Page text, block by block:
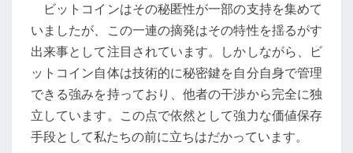
未
来
は
ど
う
な
る？
ビットコインはその秘匿性が一部の支持を集めて
いましたが、この一連の摘発はその特性を揺るがす
出来事として注目されています。しかしながら、ビ
ットコイン自体は技術的に秘密鍵を自分自身で管理
できる強みを持っており、他者の干渉から完全に独
立しています。この点で依然として強力な価値保存
手段として私たちの前に立ちはだかっています。